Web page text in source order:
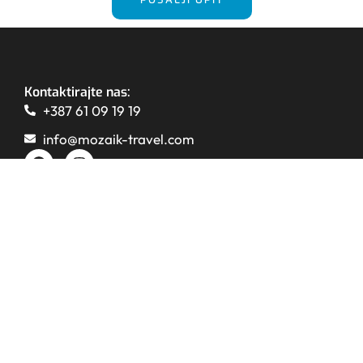
Kontaktirajte nas:
+387 61 09 19 19
info@mozaik-travel.com